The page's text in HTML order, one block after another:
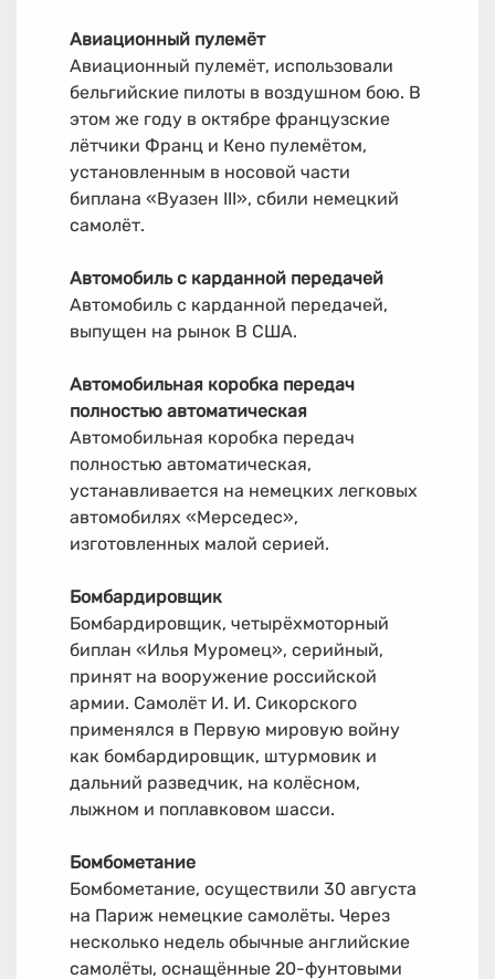
Авиационный пулемёт
Авиационный пулемёт, использовали
бельгийские пилоты в воздушном бою. В
этом же году в октябре французские
лётчики Франц и Кено пулемётом,
установленным в носовой части
биплана «Вуазен III», сбили немецкий
самолёт.
Автомобиль с карданной передачей
Автомобиль с карданной передачей,
выпущен на рынок В США.
Автомобильная коробка передач
полностью автоматическая
Автомобильная коробка передач
полностью автоматическая,
устанавливается на немецких легковых
автомобилях «Мерседес»,
изготовленных малой серией.
Бомбардировщик
Бомбардировщик, четырёхмоторный
биплан «Илья Муромец», серийный,
принят на вооружение российской
армии. Самолёт И. И. Сикорского
применялся в Первую мировую войну
как бомбардировщик, штурмовик и
дальний разведчик, на колёсном,
лыжном и поплавковом шасси.
Бомбометание
Бомбометание, осуществили 30 августа
на Париж немецкие самолёты. Через
несколько недель обычные английские
самолёты, оснащённые 20-фунтовыми